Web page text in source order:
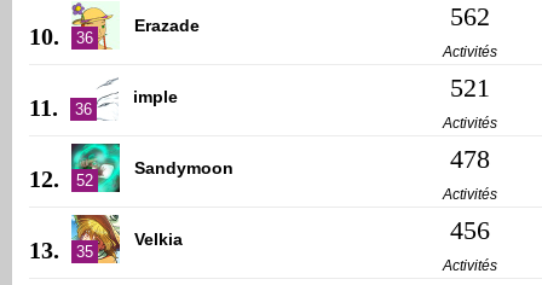
10. 36
Erazade 562
Activités
11. 36
imple 521
Activités
12. 52
Sandymoon 478
Activités
13. 35
Velkia 456
Activités